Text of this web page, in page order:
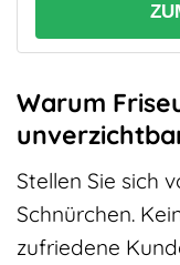
Warum
Stellen Sie sich
Schnürchen.
zufriedene